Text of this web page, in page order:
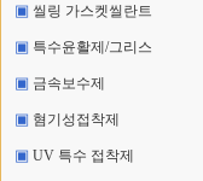
▣ 씰링 가스켓씰란트
▣ 특수윤활제/그리스
▣ 금속보수제
▣ 혐기성접착제
▣ UV 특수 접착제